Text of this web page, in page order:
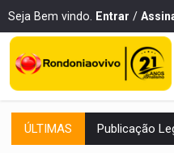
Seja Bem vindo. Entrar /
ÚLTIMAS RO